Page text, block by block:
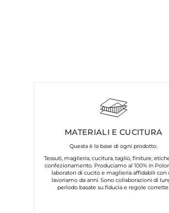
MATERIALI E CUCITURA
Questa è la base di ogni prodotto.
Tessuti, maglieria, cucitura, taglio, finiture,
confezionamento. Produciamo al 100% in
laboratori di cucito e maglieria affidabili con
lavoriamo da anni. Sono collaborazioni di
periodo basate su fiducia e regole corrette.